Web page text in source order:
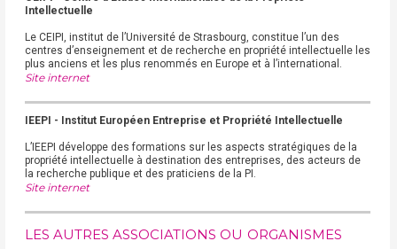
Intellectuelle
Le CEIPI, institut de l’Université de Strasbourg, constitue l’un des
centres d’enseignement et de recherche en propriété intellectuelle les
plus anciens et les plus renommés en Europe et à l’international.
Site internet
IEEPI - Institut Européen Entreprise et Propriété Intellectuelle
L’IEEPI développe des formations sur les aspects stratégiques de la
propriété intellectuelle à destination des entreprises, des acteurs de
la recherche publique et des praticiens de la PI.
Site internet
LES AUTRES ASSOCIATIONS OU ORGANISMES